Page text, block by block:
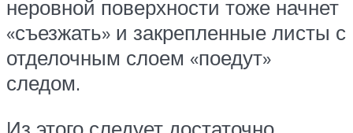
неровной поверхности тоже начнет
«съезжать» и закрепленные листы с
отделочным слоем «поедут»
следом.